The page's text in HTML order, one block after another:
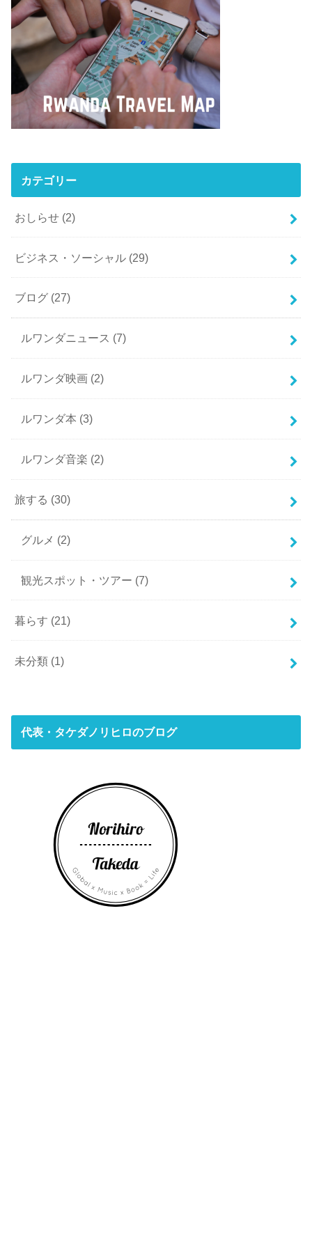
カテゴリー
おしらせ (2)
ビジネス・ソーシャル (29)
ブログ (27)
ルワンダニュース (7)
ルワンダ映画 (2)
ルワンダ本 (3)
ルワンダ音楽 (2)
旅する (30)
グルメ (2)
観光スポット・ツアー (7)
暮らす (21)
未分類 (1)
代表・タケダノリヒロのブログ